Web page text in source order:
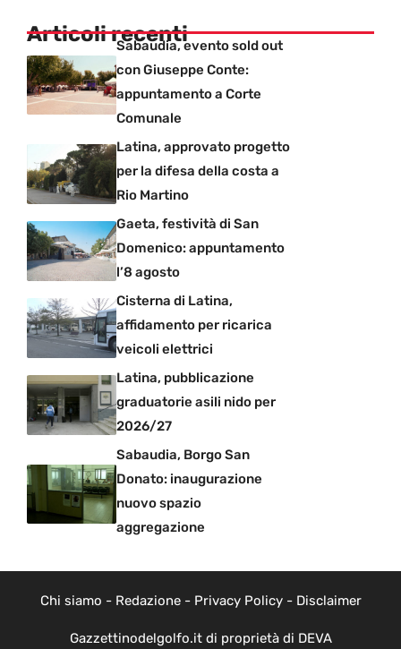
Articoli recentiSabaudia, evento sold out
con Giuseppe Conte:
appuntamento a Corte
Comunale
Latina, approvato progetto
per la difesa della costa a
Rio Martino
Gaeta, festività di San
Domenico: appuntamento
l’8 agosto
Cisterna di Latina,
affidamento per ricarica
veicoli elettrici
Latina, pubblicazione
graduatorie asili nido per
2026/27
Sabaudia, Borgo San
Donato: inaugurazione
nuovo spazio
aggregazione
Chi siamo - Redazione- Privacy Policy- Disclaimer
Gazzettinodelgolfo.it di proprietà di DEVA